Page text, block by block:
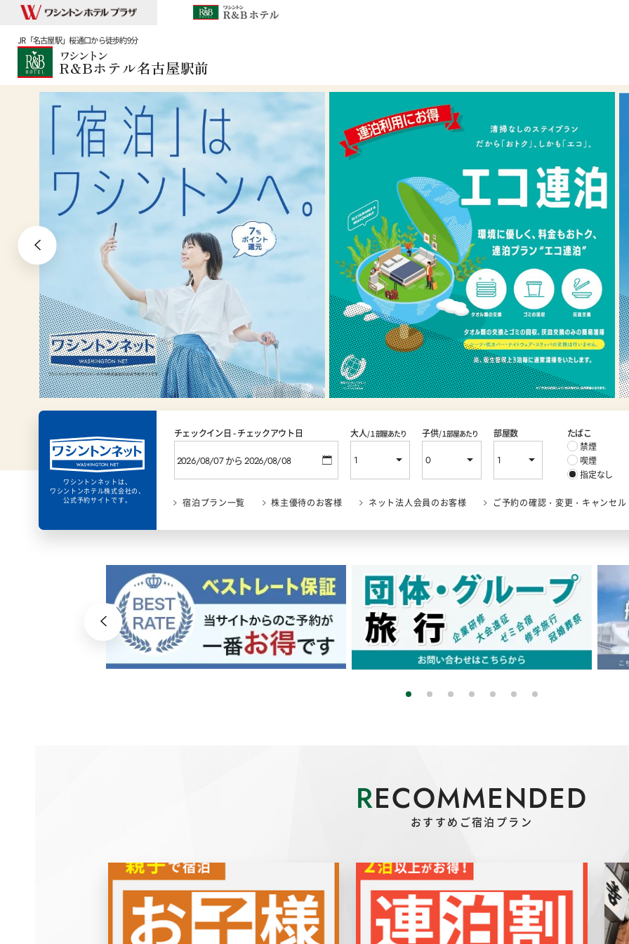
JR「名古屋駅」桜通口から徒歩約9分
ワシントン
R&Bホテル名古屋駅前
ワシントンネットは、
ワシントンホテル株式会社の、
公式予約サイトです。
チェックイン日 - チェックアウト日 大人/１部屋あたり 子供/１部屋あたり 部屋数
たばこ
禁煙
喫煙
指定なし
宿泊プラン一覧 株主優待のお客様 ネット法人会員のお客様 ご予約の確認・変更・キャンセル
RECOMMENDED
おすすめご宿泊プラン